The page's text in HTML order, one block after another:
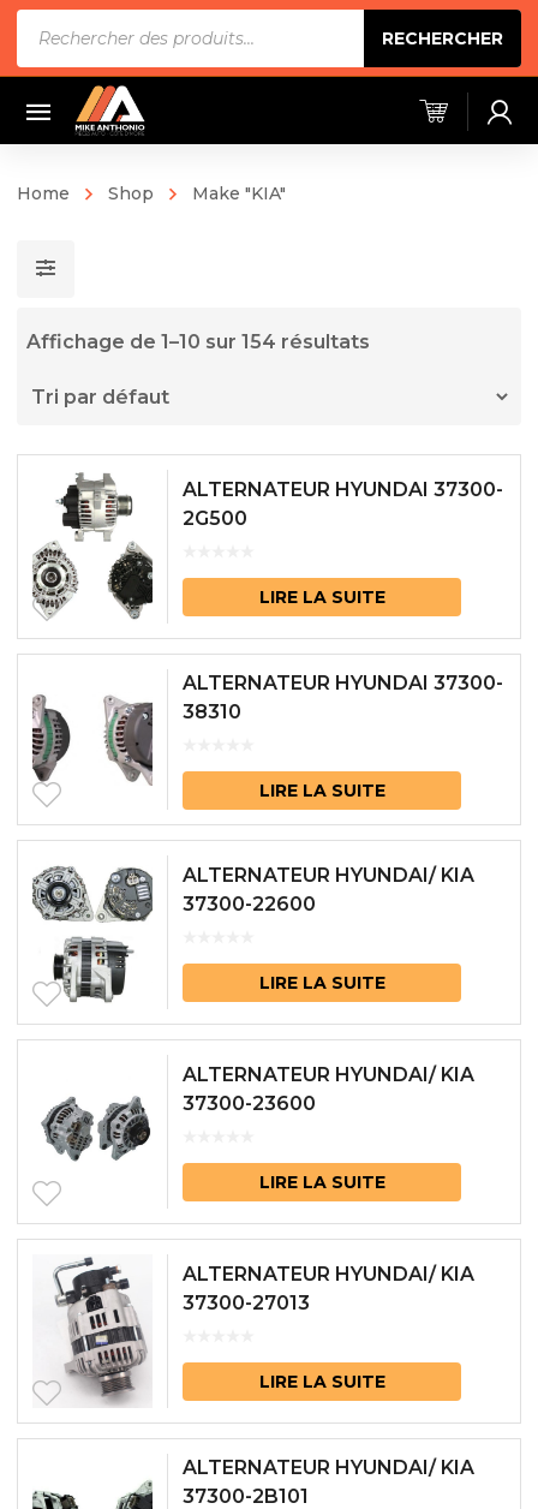
produits
RECHERCHER
Home Shop Make "KIA"
Affichage de 1–10 sur 154 résultats
ALTERNATEUR HYUNDAI 37300-
2G500
LIRE LA SUITE
ALTERNATEUR HYUNDAI 37300-
38310
LIRE LA SUITE
ALTERNATEUR HYUNDAI/ KIA
37300-22600
LIRE LA SUITE
ALTERNATEUR HYUNDAI/ KIA
37300-23600
LIRE LA SUITE
ALTERNATEUR HYUNDAI/ KIA
37300-27013
LIRE LA SUITE
ALTERNATEUR HYUNDAI/ KIA
37300-2B101